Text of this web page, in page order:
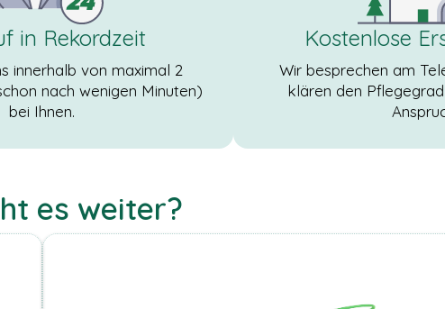
in Rekordzeit
innerhalb von maximal 2
nach wenigen Minuten)
bei Ihnen.
Kostenlose
Wir besprechen am
klären den
es weiter?